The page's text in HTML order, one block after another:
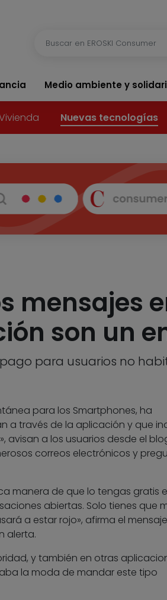
Medio ambiente y
Nuevas tecnologías
mensajes
son un
para usuarios no
para los Smartphones, ha
a través de la aplicación y que
avisan a los usuarios desde el
correos electrónicos y
manera de que lo tengas gratis
abiertas. Solo tienes que
a estar rojo», afirma el
alerta.
y también en otras
la moda de mandar este tipo